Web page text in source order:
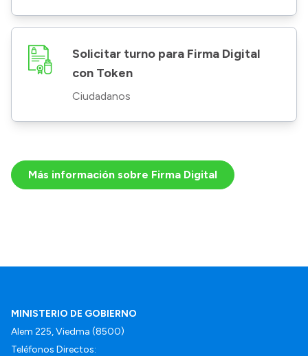
Solicitar turno para Firma Digital
con Token
Ciudadanos
Más información sobre Firma Digital
MINISTERIO DE GOBIERNO
Alem 225, Viedma (8500)
Teléfonos Directos: